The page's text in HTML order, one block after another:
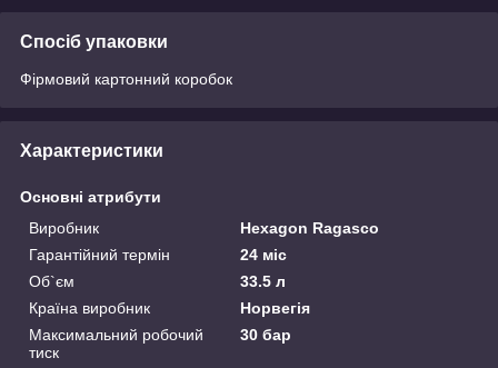
Спосіб упаковки
Фірмовий картонний коробок
Характеристики
Основні атрибути
Виробник
Hexagon Ragasco
Гарантійний термін
24 міс
Об`єм
33.5 л
Країна виробник
Норвегія
Максимальний робочий
тиск
30 бар